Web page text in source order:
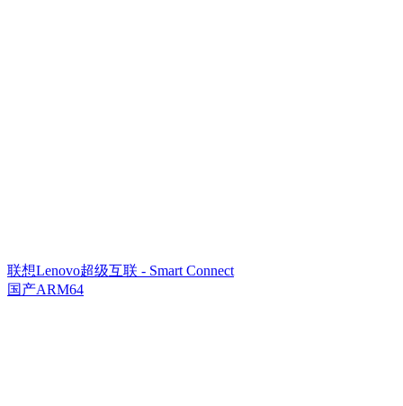
联想Lenovo超级互联 - Smart Connect
国产ARM64